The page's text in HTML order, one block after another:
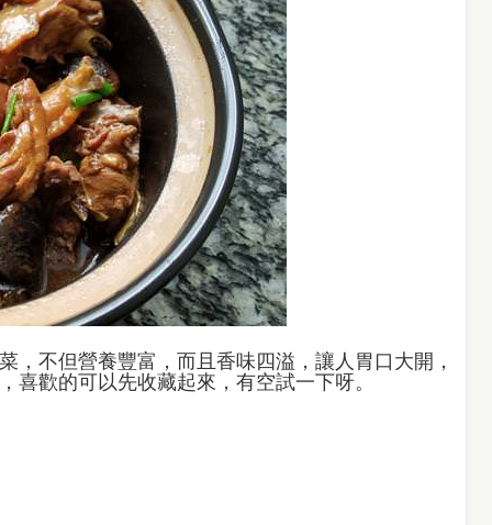
，不但營養豐富，而且香味四溢，讓人胃口大開，
喜歡的可以先收藏起來，有空試一下呀。